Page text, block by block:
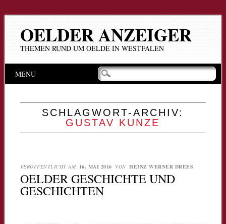
OELDER ANZEIGER
THEMEN RUND UM OELDE IN WESTFALEN
Hauptmenü
Inhalt
MENU
SCHLAGWORT-ARCHIV:
GUSTAV KUNZE
VERÖFFENTLICHT AM 16. MAI 2016 VON HEINZ WERNER DREES
OELDER GESCHICHTE UND
GESCHICHTEN